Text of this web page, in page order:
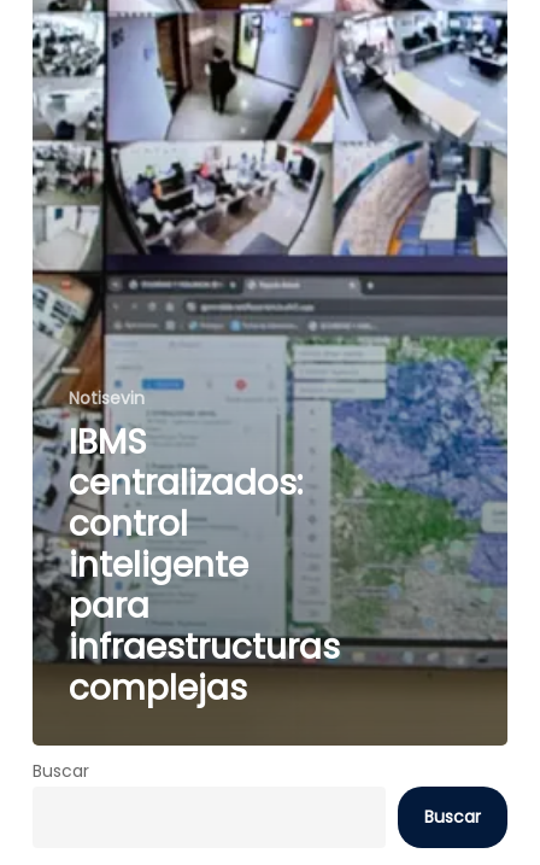
Notisevin
IBMS
centralizados:
control
inteligente
para
infraestructuras
complejas
Buscar
Buscar